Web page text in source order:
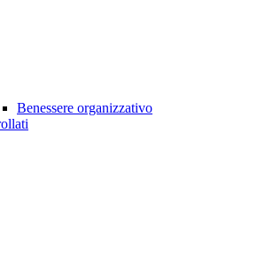
Benessere organizzativo